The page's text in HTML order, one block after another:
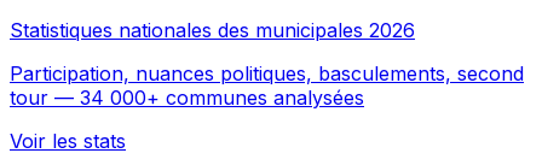
Statistiques nationales des municipales 2026
Participation, nuances politiques, basculements, second
tour — 34 000+ communes analysées
Voir les stats